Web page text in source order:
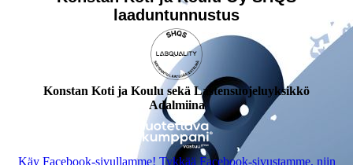
laaduntunnustus
Konstan Koti ja Koulu sekä Lastensuojeluyksikkö
Adalmiina
Käy Facebook-sivullamme! Tykkää Facebook-sivustamme, niin